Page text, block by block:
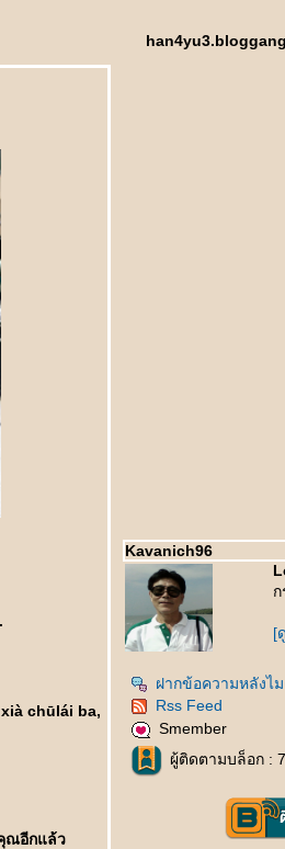
chūlái ba,
ณอีกแล้ว
Kavanich96
[
ฝากข้อความหลังไ
Rss Feed
Smember
ผู้ติดตามบล็อก :